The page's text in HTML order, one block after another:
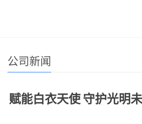
公司新闻
赋能白衣天使 守护光